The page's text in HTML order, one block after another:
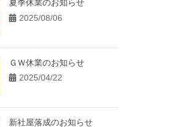
夏季休業のお知らせ
2025/08/06
ＧＷ休業のお知らせ
2025/04/22
新社屋落成のお知らせ